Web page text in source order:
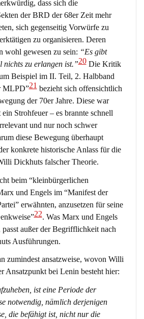
dass sich die
der BRD der 68er Zeit mehr
sich gegenseitig Vorwürfe zu
zu organisieren. Deren
wohl gewesen zu sein: “Es gibt
zu erlangen ist.”20Die Kritik
Beispiel im II. Teil, 2. Halbband
MLPD”21bezieht sich offensichtlich
der 70er Jahre. Diese war
Strohfeuer – es brannte schnell
und nur noch schwer
diese Bewegung überhaupt
konkrete historische Anlass für die
Dickhuts falscher Theorie.
beim “kleinbürgerlichen
und Engels im “Manifest der
erwähnten, anzusetzen für seine
22. Was Marx und Engels
passt außer der Begrifflichkeit nach
Ausführungen.
zumindest ansatzweise, wovon Willi
Ansatzpunkt bei Lenin besteht hier:
ist eine Periode der
notwendig, nämlich derjenigen
die befähigt ist, nicht nur die